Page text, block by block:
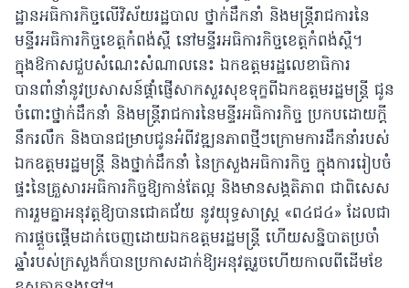
ដ្ឋានអធិការកិច្ចលើវិស័យរដ្ឋបាល ថ្នាក់ដឹកនាំ និងមន្រ្តីរាជការនៃ
មន្ទីរអធិការកិច្ចខេត្តកំពង់ស្ពឺ នៅមន្ទីរអធិការកិច្ចខេត្តកំពង់ស្ពឺ។
ក្នុងឱកាសជួបសំណេះសំណាលនេះ ឯកឧត្តមរដ្ឋលេខាធិការ
បានពាំនាំនូវប្រសាសន៍ផ្តាំផ្ញើសាកសួរសុខទុក្ខពីឯកឧត្តមរដ្ឋមន្ត្រី ជូន
ចំពោះថ្នាក់ដឹកនាំ និងមន្ត្រីរាជការនៃមន្ទីរអធិការកិច្ច ប្រកបដោយក្តី
នឹករលឹក និងបានជម្រាបជូនអំពីវឌ្ឍនភាពថ្មីៗក្រោមការដឹកនាំរបស់
ឯកឧត្តមរដ្ឋមន្ត្រី និងថ្នាក់ដឹកនាំ នៃក្រសួងអធិការកិច្ច ក្នុងការរៀបចំ
ផ្ទះនៃគ្រួសារអធិការកិច្ចឱ្យកាន់តែល្អ និងមានសង្គតិភាព ជាពិសេស
ការរួមគ្នាអនុវត្តឱ្យបានជោគជ័យ នូវយុទ្ធសាស្ត្រ «ព៤ជ៤» ដែលជា
ការផ្តួចផ្តើមដាក់ចេញដោយឯកឧត្តមរដ្ឋមន្ត្រី ហើយសន្និបាតប្រចាំ
ឆ្នាំរបស់ក្រសួងក៏បានប្រកាសដាក់ឱ្យអនុវត្តរួចហើយកាលពីដើមខែ